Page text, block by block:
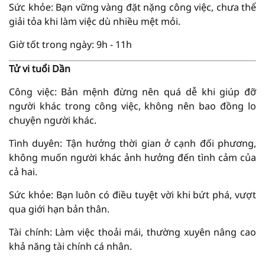
Sức khỏe: Bạn vững vàng đặt nặng công việc, chưa thể
giải tỏa khi làm việc dù nhiều mệt mỏi.
Giờ tốt trong ngày: 9h - 11h
Tử vi tuổi Dần
Công việc: Bản mệnh đừng nên quá dễ khi giúp đỡ
người khác trong công việc, không nên bao đồng lo
chuyện người khác.
Tình duyên: Tận hưởng thời gian ở cạnh đối phương,
không muốn người khác ảnh hưởng đến tình cảm của
cả hai.
Sức khỏe: Bạn luôn có điều tuyệt vời khi bứt phá, vượt
qua giới hạn bản thân.
Tài chính: Làm việc thoải mái, thường xuyên nâng cao
khả năng tài chính cá nhân.